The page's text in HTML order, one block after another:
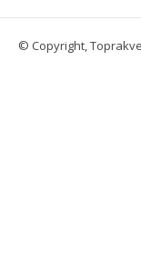
© Copyright,